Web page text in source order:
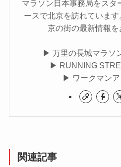
マラソン日本事務局をスタ
ースで北京を訪れていま
京の街の最新情報を
▶ 万里の長城マラソ
▶ RUNNING
▶ ワークマン
関連記事